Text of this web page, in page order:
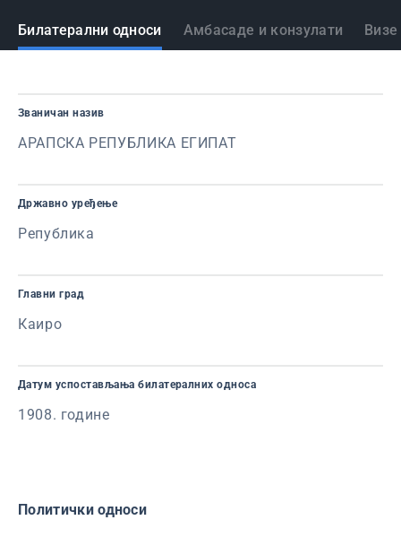
Државе
Билатерални односи Амбасаде и конзулати
Званичан назив
АРАПСКА РЕПУБЛИКА ЕГИПАТ
Државно уређење
Република
Главни град
Каиро
Датум успостављања билатералних односа
1908. године
Политички односи